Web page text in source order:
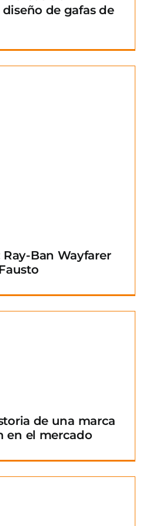
de gafas de
Ban Wayfarer
de una marca
en el mercado